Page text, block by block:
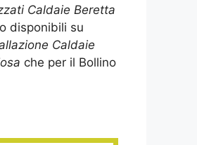
Caldaie Beretta
disponibili su
Caldaie
che per il Bollino